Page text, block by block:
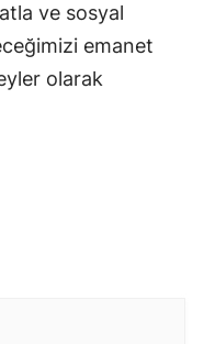
Van
ve sosyal
emanet
olarak